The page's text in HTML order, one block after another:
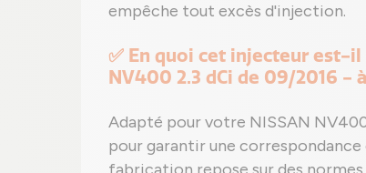
empêche tout excès d'injection.
✅ En quoi cet injecteur est-
NV400 2.3 dCi de 09/2016 -
Adapté pour votre NISSAN
pour garantir une